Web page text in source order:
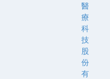
醫
療
科
技
股
份
有